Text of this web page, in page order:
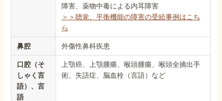
障害、薬物中毒による内耳障害
＞＞聴覚、平衡機能の障害の受給事例はこち
ら
鼻腔 外傷性鼻科疾患
口腔（そ
しゃく言
語）、言
語
上顎癌、上顎腫瘍、喉頭腫瘍、喉頭全摘出手
術、失語症、脳血栓（言語）など